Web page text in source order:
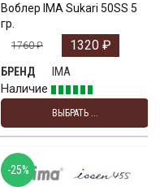
Воблер IMA Sukari 50SS 5
гр.
1760₽ 1320 ₽
БРЕНД
IMA
Наличие
ВЫБРАТЬ ...
-25%